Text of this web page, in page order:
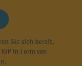
Sie sich bereit,
in Form von